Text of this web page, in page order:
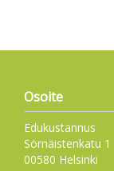
Osoite
Edukustannus
Sörnäistenkatu 1
00580 Helsinki